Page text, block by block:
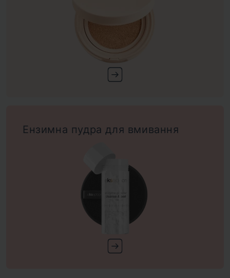
Ензимна пудра для вмивання